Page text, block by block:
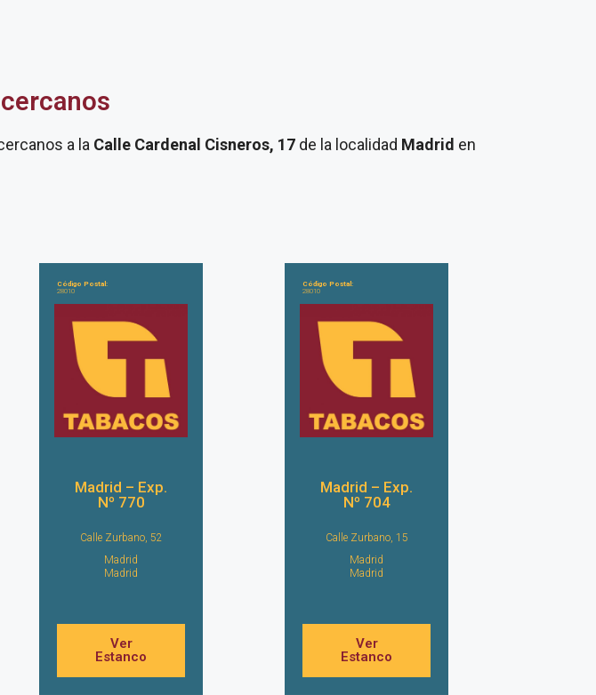
a la Calle Cardenal Cisneros, 17 de la localidad Madrid en
Código Postal:
28010
Madrid – Exp.
Nº 770
Calle Zurbano, 52
Madrid
Madrid
Ver
Estanco
Código Postal:
28010
Madrid – Exp.
Nº 704
Calle Zurbano, 15
Madrid
Madrid
Ver
Estanco